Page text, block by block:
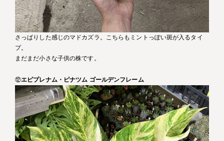
さっぱりした感じのマドカズラ。こちらもミントっぽい斑が入るタイ
プ。
まだまだ小さな子供の株です。
⑫エピプレナム・ピナツム ゴールデンフレーム